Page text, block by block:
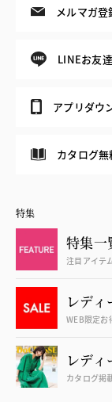
メルマガ登
LINEお友
アプリダウ
カタログ
特集
特集一
注目アイテ
レデ
WEB限定お
レディ
カタログ掲